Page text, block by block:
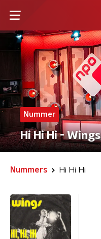
Nummer
Hi Hi Hi - Wings
Nummers Hi Hi Hi